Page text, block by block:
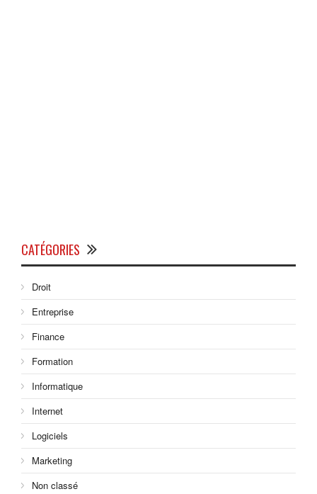
CATÉGORIES
Droit
Entreprise
Finance
Formation
Informatique
Internet
Logiciels
Marketing
Non classé